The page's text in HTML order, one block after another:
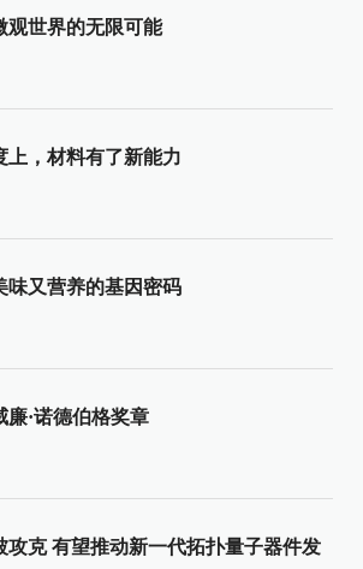
观世界的无限可能
上，材料有了新能力
味又营养的基因密码
·诺德伯格奖章
攻克 有望推动新一代拓扑量子器件发